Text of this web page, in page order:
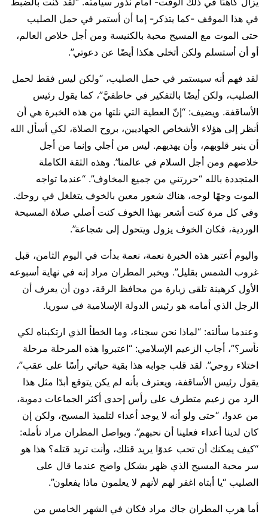
في هذا الموقف -كما يتذكر- إما أن أستمر في حمل الصليب
حتى الموت مع المسيح محبة بالكنيسة ومن أجل خلاص العالم،
أو أن أستسلم ولكن أتخلى هكذا أيضًا عن دعوتي”.
لقد فهم أنه سيستمر في حمل الصليب، “ولكن ليس فقط لحمل
الصليب، ولكن أيضًا بالتفكير في خاطفيَّ”، كما يقول رئيس
الأساقفة. ويضيف: “إنّ العطية التي نلتها من هذه الخبرة هي أن
أنظر إلى هؤلاء الأشخاص الجهاديين، بروح الصلاة، لكي أسأل الله
أن ينير قلوبهم، وأن يهديهم. ليس من أجلي وإنما من أجل
خلاصهم ومن أجل السلام في عالمنا”. وهذه الثقة الكاملة
المتجددة بالله “حررتني من جميع المخاوف”. “عندما تواجه
الموت وجهًا لوجه، هناك شعور معين بالخوف يتغلغل في روحك.
وفي كل مرة كنت أشعر بهذا الخوف كنت أصلي صلاة المسبحة
الوردية، فكان الخوف يزول ويتحول إلى شجاعة”.
واليوم أعتبر هذه الخبرة نعمة، نعمة بدأت في اليوم الثامن، قبل
غروب الشمس بقليل”. ويخبر المطران مراد إنه في نهاية أسبوعه
الأول كرهينة تلقى زيارة من محافظ الرقة، دون أن يعرف أن
الرجل الذي أمامه هو رئيس الدولة الإسلامية في سوريا.
وعندما سألته: “لماذا نحن سجناء، وما الخطأ الذي ارتكبناه لكي
نأسر؟”، أجاب الزعيم الإسلامي: “اعتبروا هذه المرحلة مرحلة
اختلاء روحي”. لقد قلب جوابه هذا بقية حياتي رأسًا على عقب”،
يقول رئيس الأساقفة، ويعترف بأنه لم يكن يتوقع أبدًا مثل هذا
الرد من زعيم متطرف على رأس إحدى أكثر الجماعات دموية،
من عدو!، “حتى ولو أنه لا يوجد أعداء لتلميذ المسيح، ولكن إن
كان لدينا أعداء فعلينا أن نحبهم”. ويواصل المطران مراد تأمله:
“كيف يمكنك أن تحب عدوًا يريد قتلك، وأنت تريد قتله؟ هذا هو
سر محبة المسيح الذي ظهر بشكل واضح عندما قال على
الصليب “يا أبتاه اغفر لهم لأنهم لا يعلمون ماذا يفعلون”.
أما هرب المطران جاك مراد فكان في الشهر الخامس من